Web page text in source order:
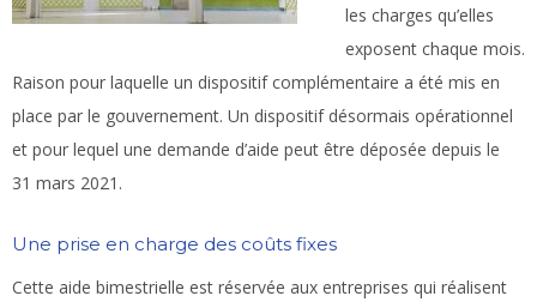
les charges qu’elles
exposent chaque mois.
Raison pour laquelle un dispositif complémentaire a été mis en
place par le gouvernement. Un dispositif désormais opérationnel
et pour lequel une demande d’aide peut être déposée depuis le
31 mars 2021.
Une prise en charge des coûts fixes
Cette aide bimestrielle est réservée aux entreprises qui réalisent